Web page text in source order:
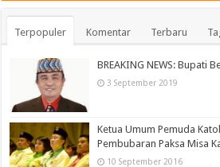
Terpopuler Komentar Terbaru
BREAKING NEWS: Bupati
3 September 2019
Ketua Umum Pemuda
Pembubaran Paksa Misa
10 September 2016